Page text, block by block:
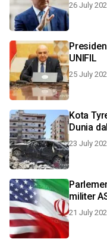
26 July
UNIFIL
25 July
Kota
Dunia
23 July
militer
21 July